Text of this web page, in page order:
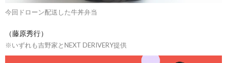
今回ドローン配送した牛丼弁当
（藤原秀行）
※いずれも吉野家とNEXT DERIVERY提供